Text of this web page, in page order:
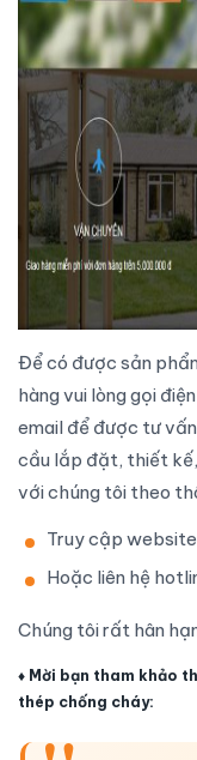
Để có được sản
hàng vui lòng gọi
email để được tư
cầu lắp đặt, thiết
với chúng tôi theo
Truy cập
Hoặc liên hệ
Chúng tôi rất hân
♦ Mời bạn tham khảo
thép chống cháy: